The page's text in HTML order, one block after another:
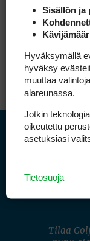
Tilaa
Sisällön ja
Hyväksymällä
hyväksy
muuttaa
alareunassa.
Jotkin
oikeutettu
asetuksiasi
Tietosuoja